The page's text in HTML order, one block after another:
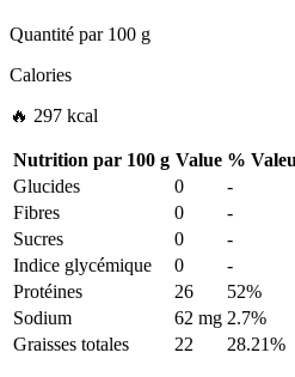
Quantité par100 g
Calories
🔥 297 kcal
Nutrition par 100 g Value %
Glucides
0
-
Fibres
0
-
Sucres
0
-
Indice glycémique
0
-
Protéines
26
52%
Sodium
62 mg 2.7%
Graisses totales
22 28.21%